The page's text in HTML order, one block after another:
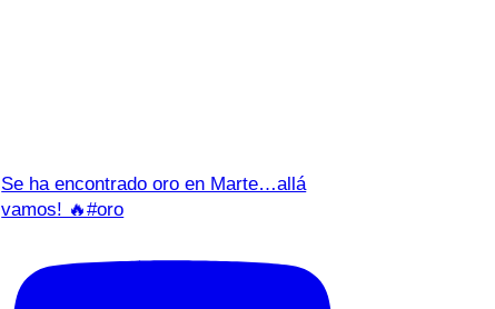
Se ha encontrado oro en Marte…allá
vamos! 🔥#oro